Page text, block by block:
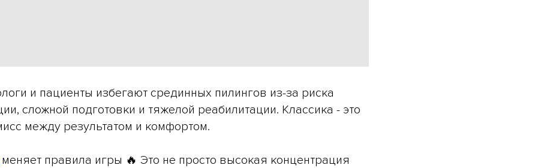
и пациенты избегают срединных пилингов из-за риска
сложной подготовки и тяжелой реабилитации. Классика - это
между результатом и комфортом.
меняет правила игры 🔥 Это не просто высокая концентрация